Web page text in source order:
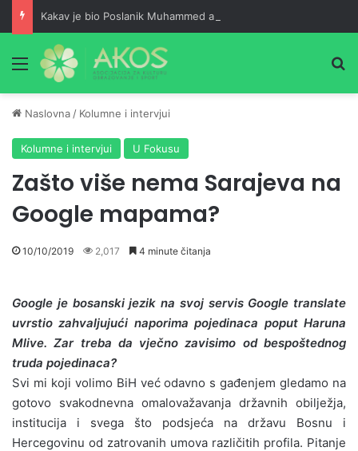
Meni
Naslovna / Kolumne i intervjui
Kolumne i intervjui U Fokusu
Zašto više nema Sarajeva na
Google mapama?
10/10/2019 2,017 4 minute čitanja
Google je bosanski jezik na svoj servis Google translate
uvrstio zahvaljujući naporima pojedinaca poput Haruna
Mlive. Zar treba da vječno zavisimo od bespoštednog
truda pojedinaca?
Svi mi koji volimo BiH već odavno s gađenjem gledamo na
gotovo svakodnevna omalovažavanja državnih obilježja,
institucija i svega što podsjeća na državu Bosnu i
Hercegovinu od zatrovanih umova različitih profila. Pitanje